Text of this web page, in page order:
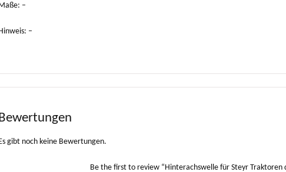
–
–
Es gibt noch keine Bewertungen.
Be the first to review “Hinterachswelle für Steyr Traktoren